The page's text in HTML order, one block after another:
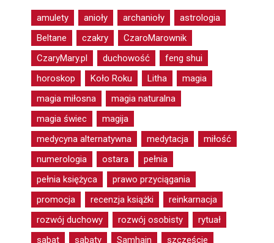
amulety anioły archanioły
astrologia
Beltane
czakry
CzaroMarownik
CzaryMary.pl
duchowość
feng shui
horoskop
Koło Roku Litha
magia
magia miłosna
magia naturalna
magia świec
magija
medycyna alternatywna
medytacja
miłość
numerologia
ostara
pełnia
pełnia księżyca
prawo przyciągania
promocja
recenzja książki
reinkarnacja
rozwój duchowy
rozwój osobisty
rytuał
sabat
sabaty Samhain szczęście